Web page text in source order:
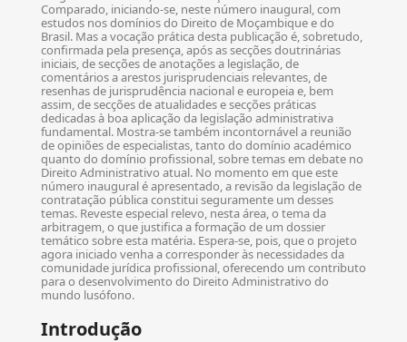
Comparado, iniciando-se, neste número inaugural, com
estudos nos domínios do Direito de Moçambique e do
Brasil. Mas a vocação prática desta publicação é, sobretudo,
confirmada pela presença, após as secções doutrinárias
iniciais, de secções de anotações a legislação, de
comentários a arestos jurisprudenciais relevantes, de
resenhas de jurisprudência nacional e europeia e, bem
assim, de secções de atualidades e secções práticas
dedicadas à boa aplicação da legislação administrativa
fundamental. Mostra-se também incontornável a reunião
de opiniões de especialistas, tanto do domínio académico
quanto do domínio profissional, sobre temas em debate no
Direito Administrativo atual. No momento em que este
número inaugural é apresentado, a revisão da legislação de
contratação pública constitui seguramente um desses
temas. Reveste especial relevo, nesta área, o tema da
arbitragem, o que justifica a formação de um dossier
temático sobre esta matéria. Espera-se, pois, que o projeto
agora iniciado venha a corresponder às necessidades da
comunidade jurídica profissional, oferecendo um contributo
para o desenvolvimento do Direito Administrativo do
mundo lusófono.
Introdução